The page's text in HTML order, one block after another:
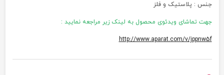
جنس : پلاستیک و فلز
جهت تماشای ویدئوی محصول به لینک زیر مراجعه نمایید :
http://www.aparat.com/v/jppnw5f